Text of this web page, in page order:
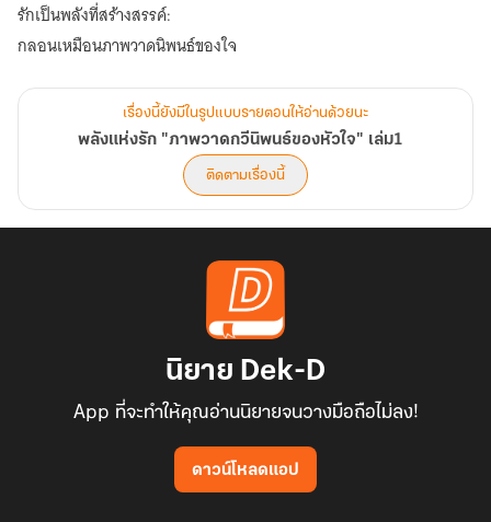
รักเป็นพลังที่สร้างสรรค์:
กลอนเหมือนภาพวาดนิพนธ์ของใจ
เรื่องนี้ยังมีในรูปแบบรายตอนให้อ่านด้วยนะ
พลังแห่งรัก "ภาพวาดกวีนิพนธ์ของหัวใจ" เล่ม1
ติดตามเรื่องนี้
นิยาย Dek-D
App ที่จะทำให้คุณอ่านนิยายจนวางมือถือไม่ลง!
ดาวน์โหลดแอป